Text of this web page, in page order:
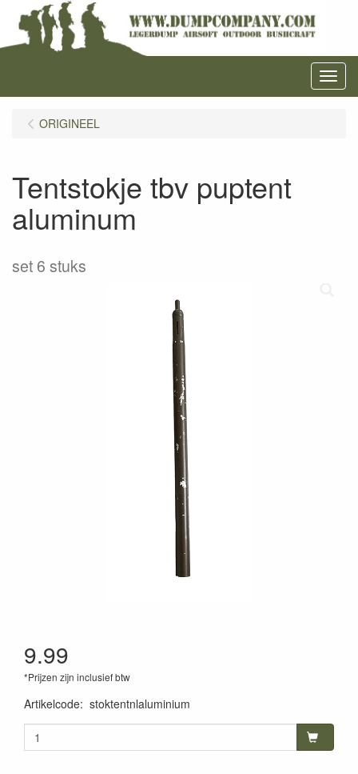
Menu
ORIGINEEL
Tentstokje tbv puptent
aluminum
set 6 stuks
9.99
*Prijzen zijn inclusief btw
Artikelcode: stoktentnlaluminium